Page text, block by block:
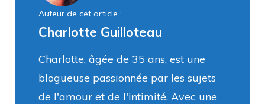
Auteur de cet article :
Charlotte Guilloteau
Charlotte, âgée de 35 ans, est une
blogueuse passionnée par les sujets
de l'amour et de l'intimité. Avec une